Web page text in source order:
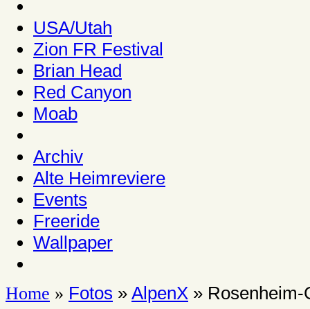
USA/Utah
Zion FR Festival
Brian Head
Red Canyon
Moab
Archiv
Alte Heimreviere
Events
Freeride
Wallpaper
Home » Fotos » AlpenX » Rosenheim-